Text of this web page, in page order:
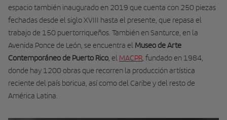
espacio también inaugurado en 2019 que cuenta con 250 piezas
fechadas desde el siglo XVIII hasta el presente, que repasa el
trabajo de 150 puertorriqueños. También en Santurce, en la
Avenida Ponce de León, se encuentra el Museo de Arte
Contemporáneo de Puerto Rico, el MACPR, fundado en 1984,
donde hay 1200 obras que recorren la producción artística
reciente del país boricua, así como del Caribe y del resto de
América Latina.